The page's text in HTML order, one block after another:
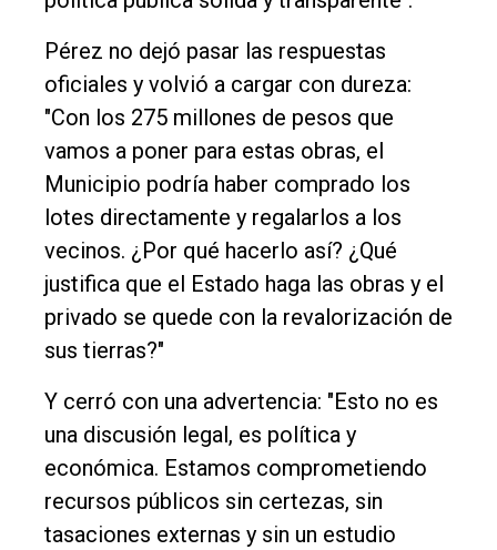
Pérez no dejó pasar las respuestas
oficiales y volvió a cargar con dureza:
"Con los 275 millones de pesos que
vamos a poner para estas obras, el
Municipio podría haber comprado los
lotes directamente y regalarlos a los
vecinos. ¿Por qué hacerlo así? ¿Qué
justifica que el Estado haga las obras y el
privado se quede con la revalorización de
sus tierras?"
Y cerró con una advertencia: "Esto no es
una discusión legal, es política y
económica. Estamos comprometiendo
recursos públicos sin certezas, sin
tasaciones externas y sin un estudio